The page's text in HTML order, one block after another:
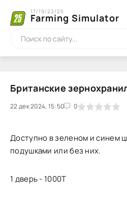
Farming Simulator
17/19/22/25
Британские
22 дек 2024, 15:50 0
1 2 3 4 5
Доступно в зеленом и синем
подушками или без них.
1 дверь - 1000T